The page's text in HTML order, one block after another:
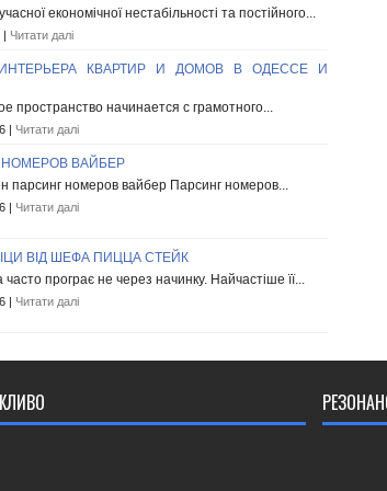
економічної нестабільності та постійного...
| Читати далі
КВАРТИР И ДОМОВ В ОДЕССЕ И
пространство начинается с грамотного...
| Читати далі
ВАЙБЕР
парсинг номеров вайбер Парсинг номеров...
| Читати далі
ВІД ШЕФА ПИЦЦА СТЕЙК
часто програє не через начинку. Найчастіше її...
| Читати далі